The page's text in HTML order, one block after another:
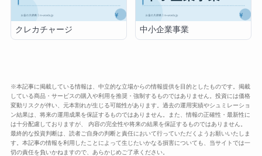
クレカチャージ 中小企業事業
※本記事に掲載している情報は、中立的な立場からの情報提供を目的としたものです。掲載
している商品・サービスの購入や利用を推奨・強制するものではありません。投資には価格
変動リスクが伴い、元本割れが生じる可能性があります。過去の運用実績やシュミレーショ
ン結果は、将来の運用成果を保証するものではありません。また、情報の正確性・最新性に
は十分配慮しておりますが、 内容の完全性や将来の結果を保証するものではありません。
最終的な投資判断は、読者ご自身の判断と責任において行っていただくようお願いいたしま
す。本記事の情報を利用したことによって生じたいかなる損害についても、当サイトでは一
切の責任を負いかねますので、あらかじめご了承ください。